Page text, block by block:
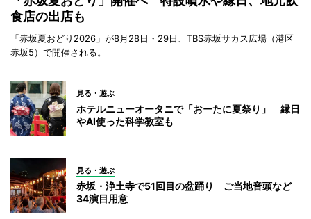
食店の出店も
「赤坂夏おどり2026」が8月28日・29日、TBS赤坂サカス広場（港区
赤坂5）で開催される。
見る・遊ぶ
ホテルニューオータニで「おーたに夏祭り」 縁日
やAI使った科学教室も
見る・遊ぶ
赤坂・浄土寺で51回目の盆踊り ご当地音頭など
34演目用意